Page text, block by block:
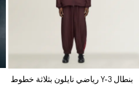
بنطال Y-3 رياضي نايلون بثلاثة خطوط